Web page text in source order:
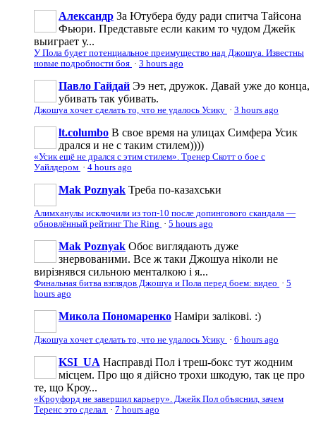
Александр За Ютубера буду ради спитча Тайсона
Фьюри. Представьте если каким то чудом Джейк
выиграет у...
У Пола будет потенциальное преимущество над Джошуа. Известны
новые подробности боя · 3 hours ago
Павло Гайдай Ээ нет, дружок. Давай уже до конца,
убивать так убивать.
Джошуа хочет сделать то, что не удалось Усику · 3 hours ago
lt.columbo В свое время на улицах Симфера Усик
дрался и не с таким стилем))))
«Усик ещё не дрался с этим стилем». Тренер Скотт о бое с
Уайлдером · 4 hours ago
Mak Poznyak Треба по-казахськи
Алимханулы исключили из топ-10 после допингового скандала —
обновлённый рейтинг The Ring · 5 hours ago
Mak Poznyak Обоє виглядають дуже
знервованими. Все ж таки Джошуа ніколи не
вирізнявся сильною менталкою і я...
Финальная битва взглядов Джошуа и Пола перед боем: видео · 5
hours ago
Микола Пономаренко Наміри залікові. :)
Джошуа хочет сделать то, что не удалось Усику · 6 hours ago
KSI_UA Насправді Пол і треш-бокс тут жодним
місцем. Про що я дійсно трохи шкодую, так це про
те, що Кроу...
«Кроуфорд не завершил карьеру». Джейк Пол объяснил, зачем
Теренс это сделал · 7 hours ago